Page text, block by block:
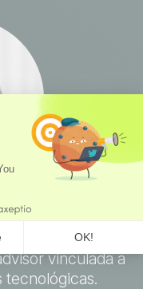
Longevity
vinculada a
tecnológicas.